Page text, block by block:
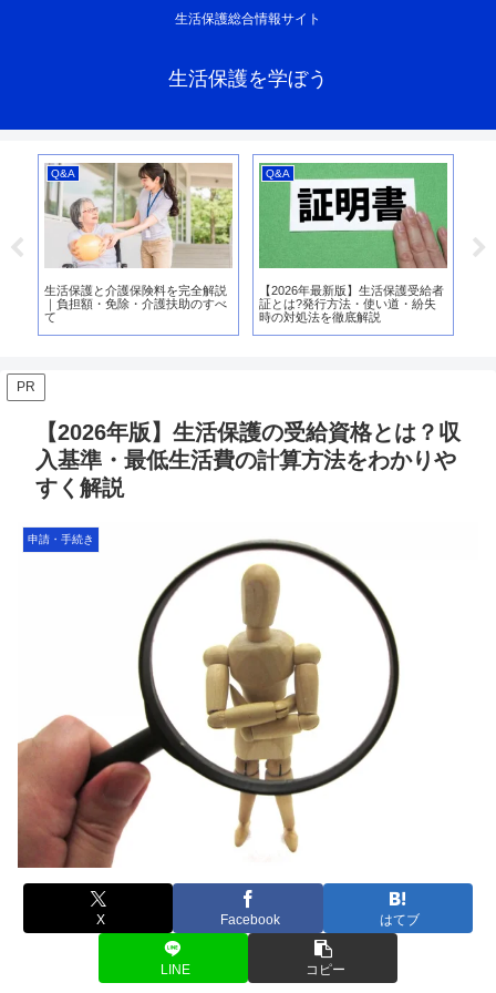
生活保護総合情報サイト
生活保護を学ぼう
Q&A
生活保護と介護保険料を完全解説
｜負担額・免除・介護扶助のすべ
て
Q&A
【2026年最新版】生活保護受給者
証とは?発行方法・使い道・紛失
時の対処法を徹底解説
PR
【2026年版】生活保護の受給資格とは？収
入基準・最低生活費の計算方法をわかりや
すく解説
申請・手続き
X Facebook はてブ
LINE コピー